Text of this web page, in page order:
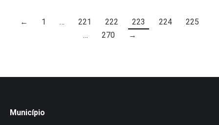
← 1 … 221 222 223 224
225
…
270 →
Município